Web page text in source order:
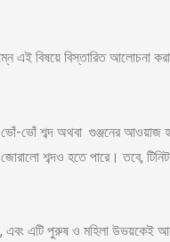
এই বিষয়ে বিস্তারিত আলোচনা
ভোঁ শব্দ অথবা গুঞ্জনের আওয়াজ
শব্দও হতে পারে। তবে,
এবং এটি পুরুষ ও মহিলা উভয়কেই